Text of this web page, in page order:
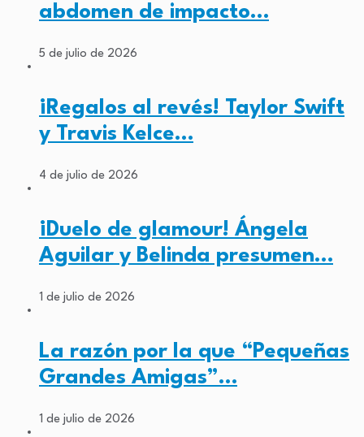
abdomen de impacto…
5 de julio de 2026
¡Regalos al revés! Taylor Swift
y Travis Kelce…
4 de julio de 2026
¡Duelo de glamour! Ángela
Aguilar y Belinda presumen…
1 de julio de 2026
La razón por la que “Pequeñas
Grandes Amigas”…
1 de julio de 2026